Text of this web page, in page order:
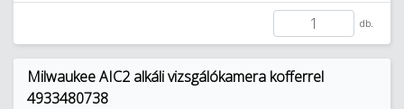
db.
Milwaukee AIC2 alkáli vizsgálókamera kofferrel
4933480738